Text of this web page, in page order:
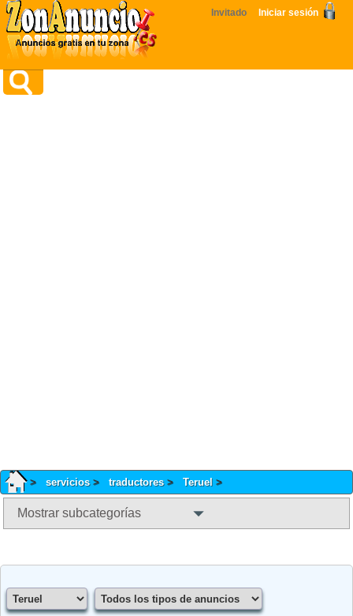
Invitado Iniciar sesión
servicios traductores Teruel
Mostrar subcategorías